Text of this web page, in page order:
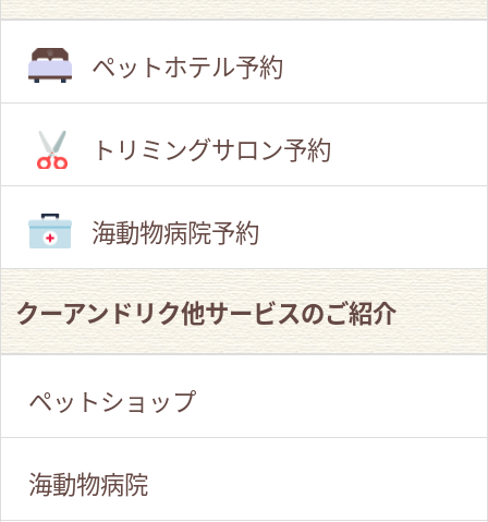
ペットホテル予約
トリミングサロン予約
海動物病院予約
クーアンドリク他サービスのご紹介
ペットショップ
海動物病院